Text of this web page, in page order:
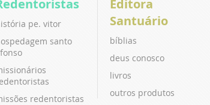
pe. vitor
santo
redentoristas
Editora
Santuário
bíblias
deus conosco
livros
outros produtos